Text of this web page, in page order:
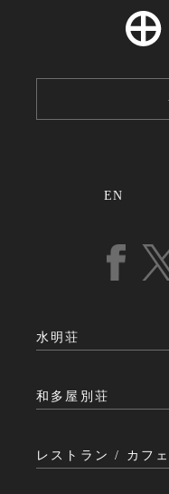
EN
水明荘
和多屋別荘
レストラン / カフ